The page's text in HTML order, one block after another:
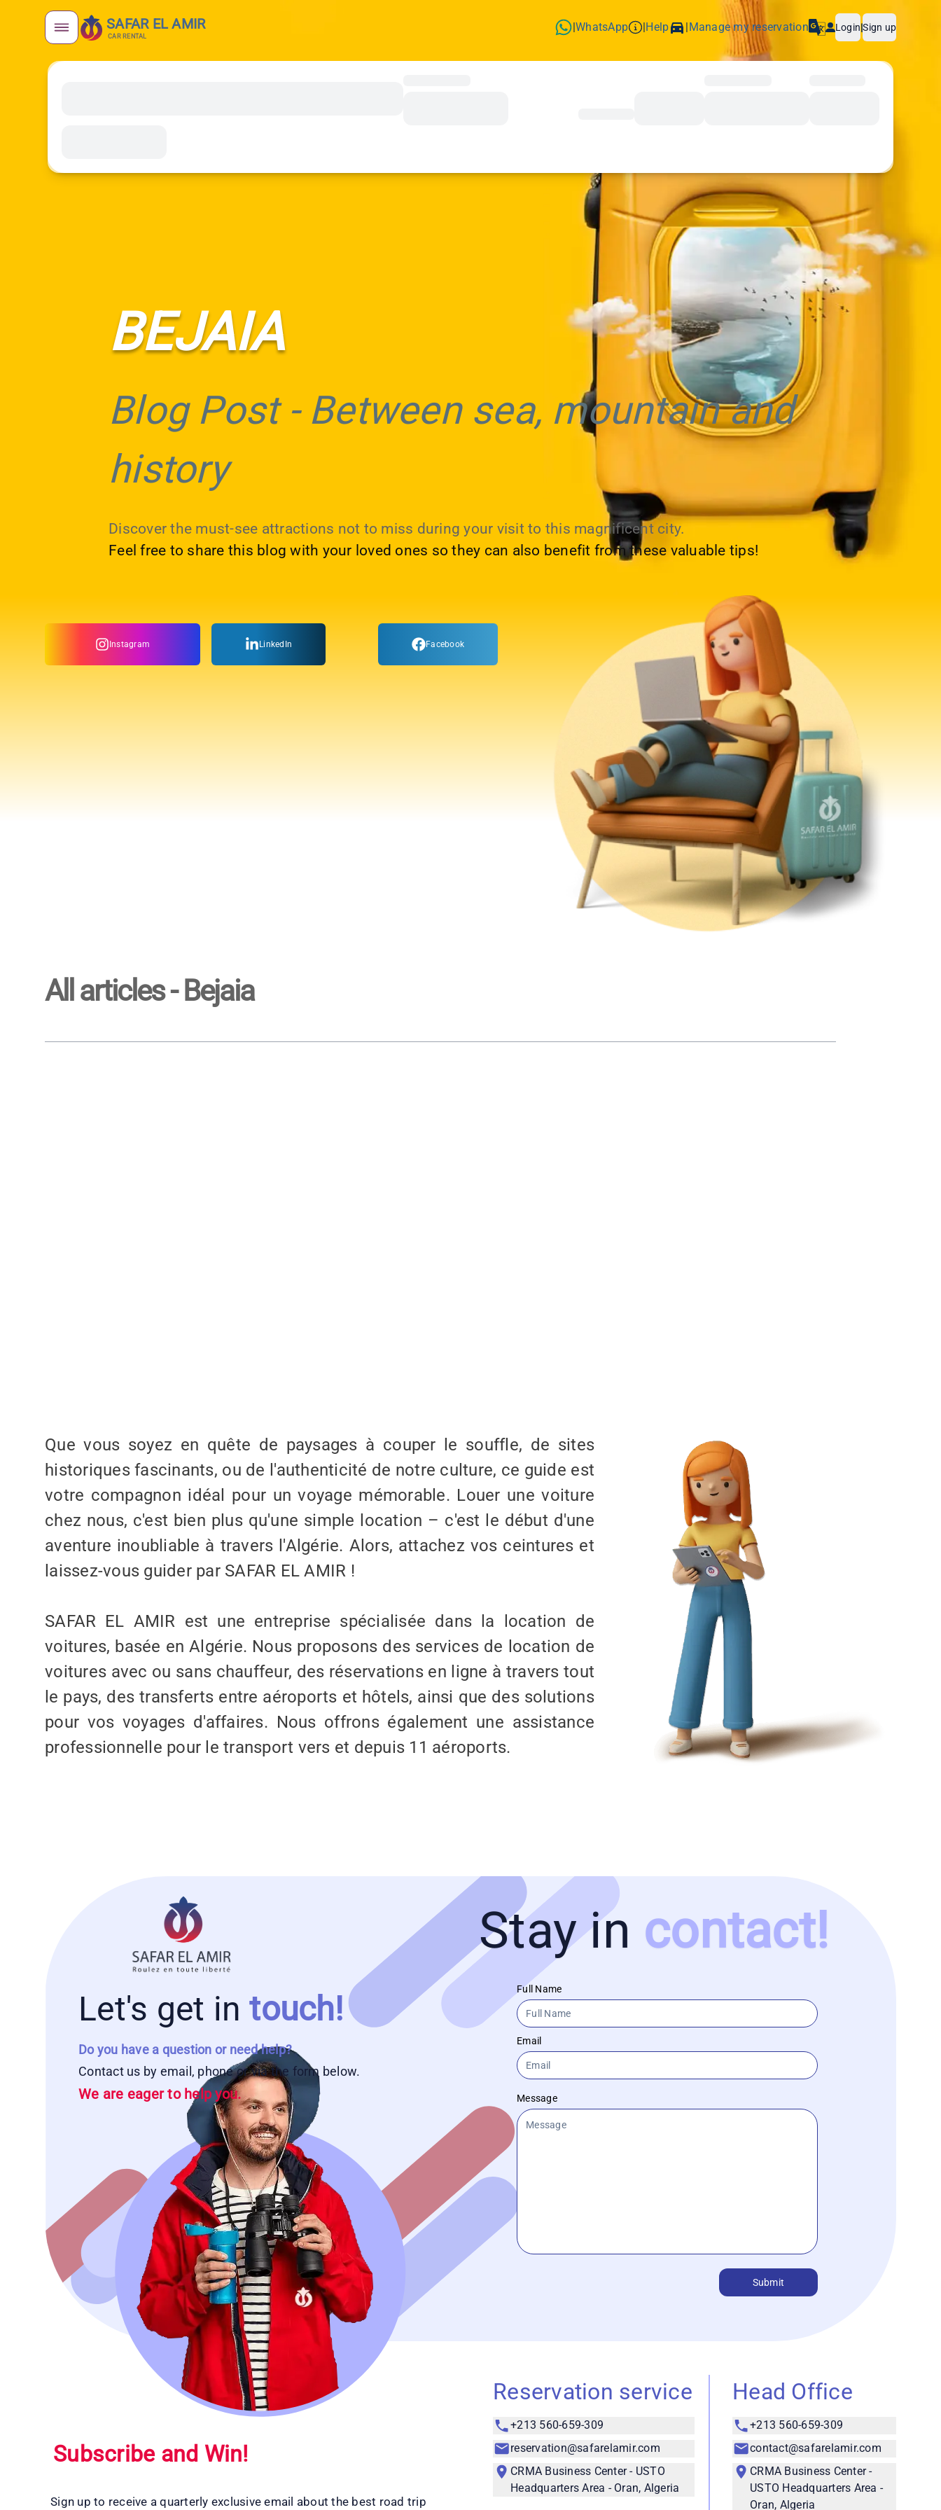
SAFAR EL AMIR
CAR RENTAL
|WhatsApp |Help |Manage my reservation Login|Sign up
BEJAIA
Blog Post- Between sea, mountain and
history
Discover the must-see attractions not to miss during your visit to this magnificent city.
Feel free to share this blog with your loved ones so they can also benefit from these valuable tips!
Instagram LinkedIn Facebook
All articles - Bejaia
Que vous soyez en quête de paysages à couper le souffle, de sites
historiques fascinants, ou de l'authenticité de notre culture, ce guide est
votre compagnon idéal pour un voyage mémorable. Louer une voiture
chez nous, c'est bien plus qu'une simple location – c'est le début d'une
aventure inoubliable à travers l'Algérie. Alors, attachez vos ceintures et
laissez-vous guider par SAFAR EL AMIR !
SAFAR EL AMIR est une entreprise spécialisée dans la location de
voitures, basée en Algérie. Nous proposons des services de location de
voitures avec ou sans chauffeur, des réservations en ligne à travers tout
le pays, des transferts entre aéroports et hôtels, ainsi que des solutions
pour vos voyages d'affaires. Nous offrons également une assistance
professionnelle pour le transport vers et depuis 11 aéroports.
Stay in contact!
Let's get in touch!
Do you have a question or need help?
Contact us by email, phone or via the form below.
We are eager to help you.
Full Name
Email
Message
Submit
Subscribe and Win!
Sign up to receive a quarterly exclusive email about the best road trip
Reservation service
+213 560-659-309
reservation@safarelamir.com
CRMA Business Center - USTO
Headquarters Area - Oran, Algeria
Head Office
+213 560-659-309
contact@safarelamir.com
CRMA Business Center -
USTO Headquarters Area -
Oran, Algeria